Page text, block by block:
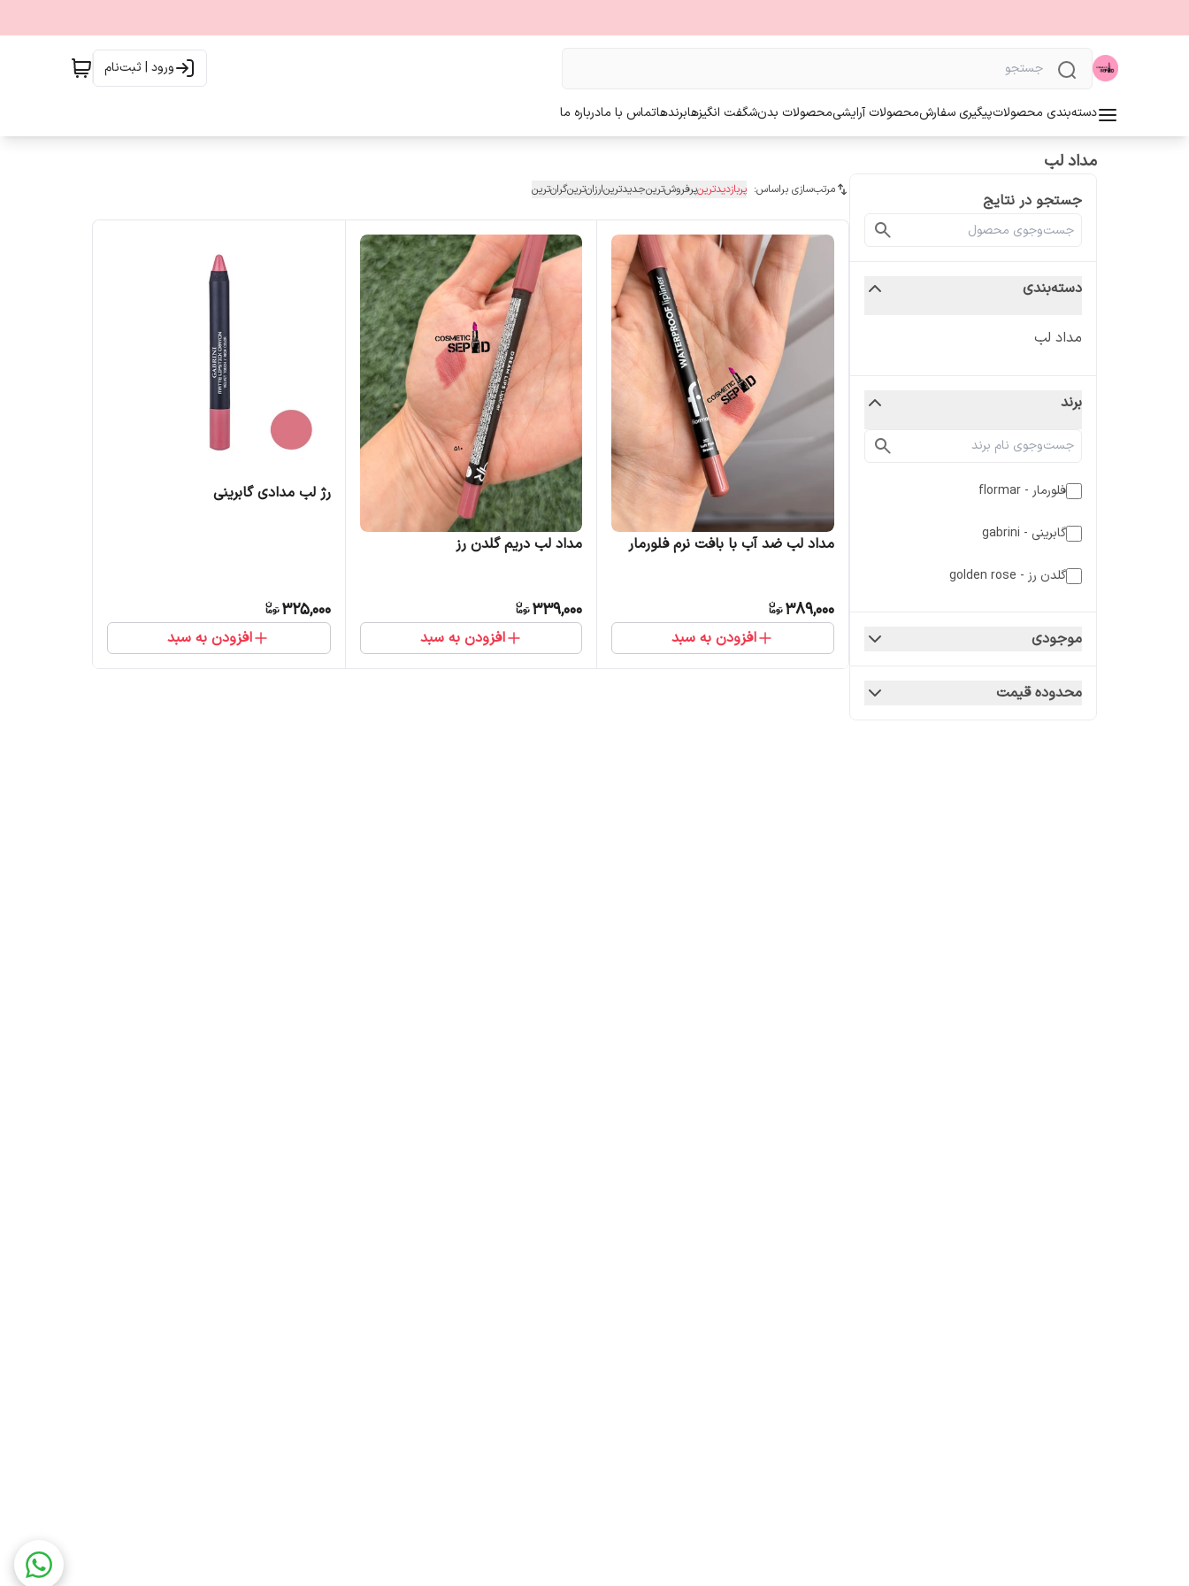
ورود | ثبت‌نام
دسته‌بندی محصولاتپیگیری سفارشمحصولات آرایشیمحصولات بدنشگفت انگیزهابرندهاتماس با مادرباره ما
مداد لب
جستجو در نتایج
دسته‌بندی
مداد لب
برند
فلورمار - flormar
گابرینی - gabrini
گلدن رز - golden rose
موجودی
محدوده قیمت
مرتب‌سازی براساس: پربازدیدترینپرفروش‌ترینجدیدترینارزان‌ترینگران‌ترین
مداد لب ضد آب با بافت نرم فلورمار
389,000
افزودن به سبد
مداد لب دریم گلدن رز
339,000
افزودن به سبد
رژ لب مدادی گابرینی
325,000
افزودن به سبد